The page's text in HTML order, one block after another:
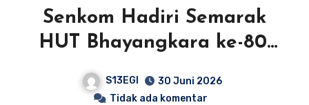
Senkom Hadiri Semarak
HUT Bhayangkara ke-80,
Polres Pandeglang Gelar
Kejuaraan Tenis Meja
S13EGI
30 Juni 2026
Tidak ada komentar